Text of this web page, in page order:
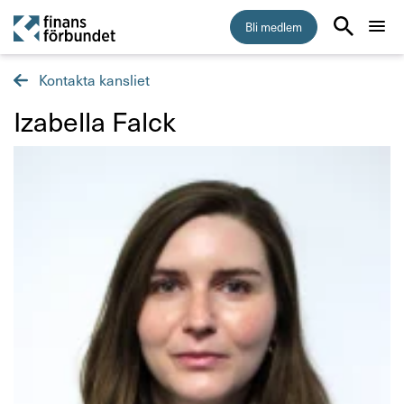
Bli medlem
Medlemskap
Om Finansförbundet
Kontakta oss
Organisation och uppdrag
Så hanterar vi dina personuppgifter
Kontakta kansliet
Izabella Falck